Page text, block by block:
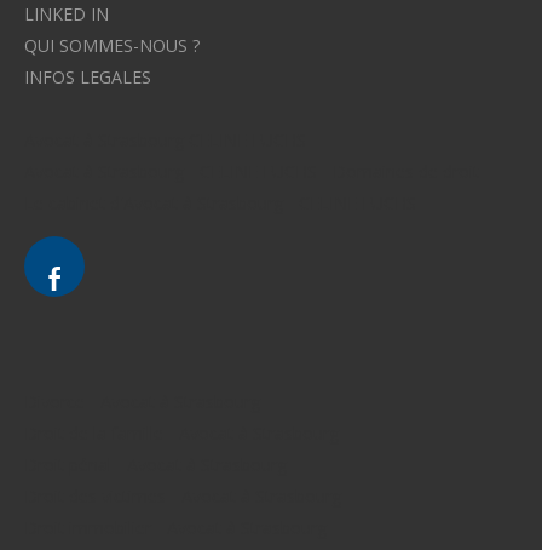
LINKED IN
QUI SOMMES-NOUS ?
INFOS LEGALES